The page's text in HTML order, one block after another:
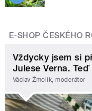
E-SHOP ČESKÉHO
Vždycky jsem si
Julese Verna.
Václav Žmolík, moderátor